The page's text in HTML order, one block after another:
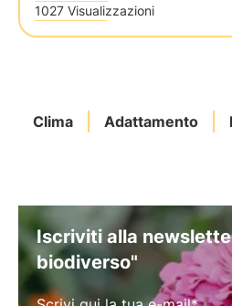
1027 Visualizzazioni
Clima Adattamento
Iscriviti alla
biodiverso"